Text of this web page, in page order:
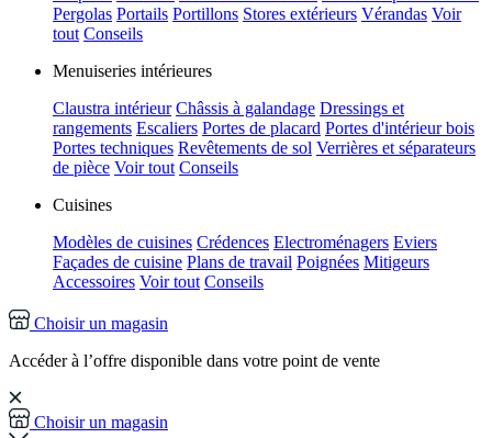
Pergolas Portails Portillons Stores extérieurs Vérandas Voir
tout Conseils
Menuiseries intérieures
Claustra intérieur Châssis à galandage Dressings et
rangements Escaliers Portes de placard Portes d'intérieur bois
Portes techniques Revêtements de sol Verrières et séparateurs
de pièce Voir tout Conseils
Cuisines
Modèles de cuisines Crédences Electroménagers Eviers
Façades de cuisine Plans de travail Poignées Mitigeurs
Accessoires Voir tout Conseils
Choisir un magasin
Accéder à l’offre disponible dans votre point de vente
Choisir un magasin